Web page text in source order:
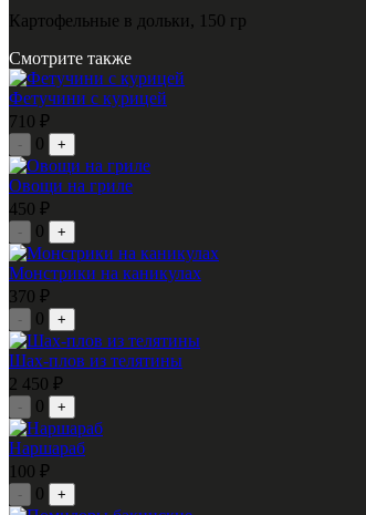
Картофельные в дольки, 150 гр
Смотрите также
Фетучини с курицей
710 ₽
- 0 +
Овощи на гриле
450 ₽
- 0 +
Монстрики на каникулах
370 ₽
- 0 +
Шах-плов из телятины
2 450 ₽
- 0 +
Наршараб
100 ₽
- 0 +